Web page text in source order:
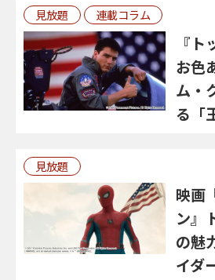
見放題 連載コラム
『
お色
ム・
る「
見放題
映画
ン』
の魅
イダ